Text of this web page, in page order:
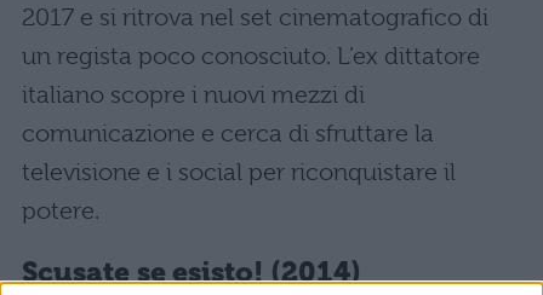
2017 e si ritrova nel set cinematografico di
un regista poco conosciuto. L’ex dittatore
italiano scopre i nuovi mezzi di
comunicazione e cerca di sfruttare la
televisione e i social per riconquistare il
potere.
Scusate se esisto! (2014)